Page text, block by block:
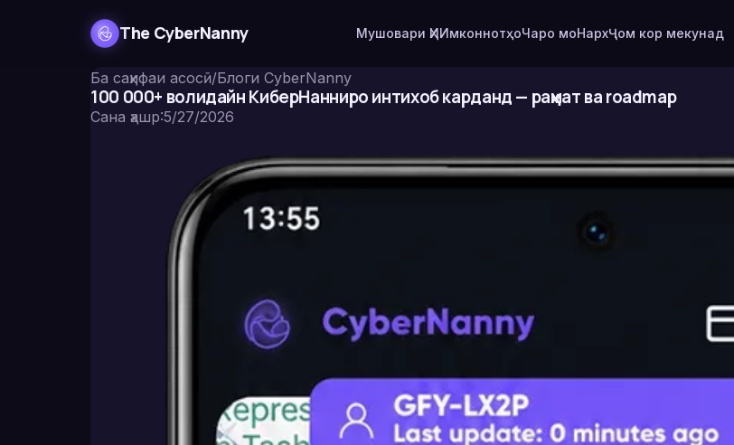
The CyberNanny Мушовари ҲИИмконнотҳоЧаро моНархҶом кор мекунад
Ба саҳифаи асосӣ/Блоги CyberNanny
100 000+ волидайн КиберНанниро интихоб карданд — раҳмат ва roadmap
Сана ҳашр:5/27/2026